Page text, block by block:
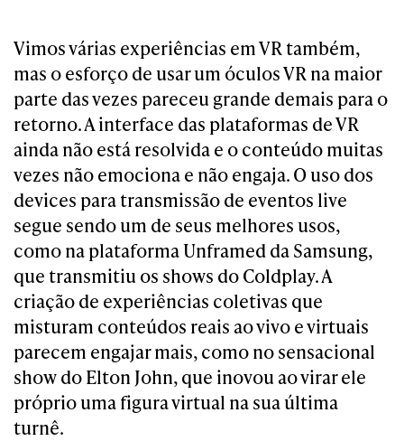
Vimos várias experiências em VR também,
mas o esforço de usar um óculos VR na maior
parte das vezes pareceu grande demais para o
retorno. A interface das plataformas de VR
ainda não está resolvida e o conteúdo muitas
vezes não emociona e não engaja. O uso dos
devices para transmissão de eventos live
segue sendo um de seus melhores usos,
como na plataforma Unframed da Samsung,
que transmitiu os shows do Coldplay. A
criação de experiências coletivas que
misturam conteúdos reais ao vivo e virtuais
parecem engajar mais, como no sensacional
show do Elton John, que inovou ao virar ele
próprio uma figura virtual na sua última
turnê.